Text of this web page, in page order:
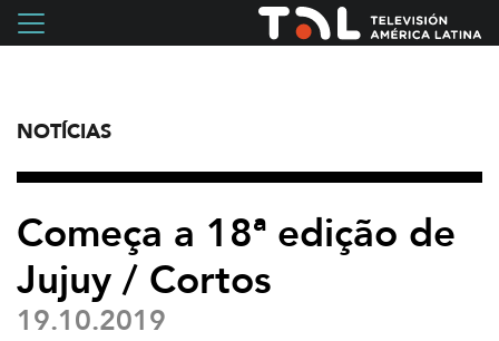
NOTÍCIAS
Começa a 18ª edição de
Jujuy / Cortos
19.10.2019